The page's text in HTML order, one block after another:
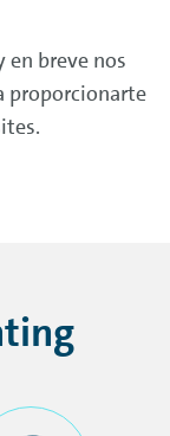
breve nos
proporcionarte